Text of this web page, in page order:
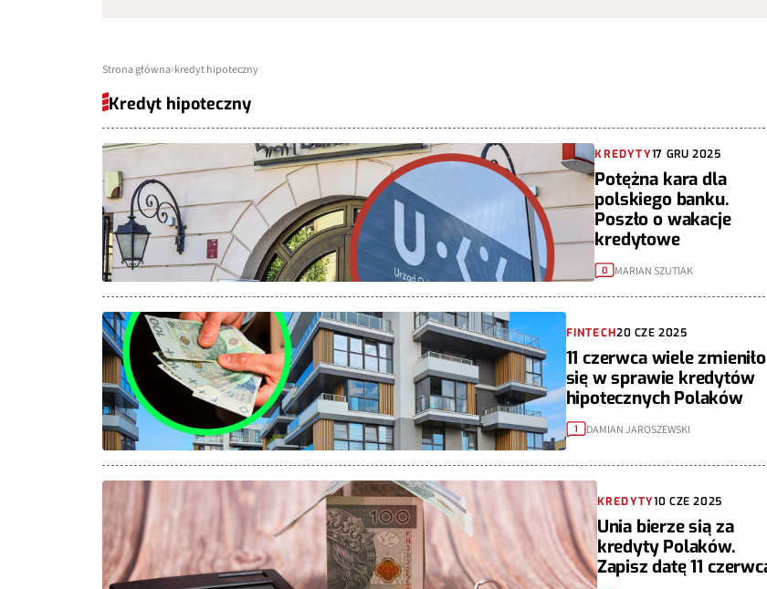
Strona główna kredyt hipoteczny
Kredyt hipoteczny
KREDYTY17 GRU 2025
Potężna kara dla
polskiego banku.
Poszło o wakacje
kredytowe
0 MARIAN SZUTIAK
FINTECH20 CZE 2025
11 czerwca wiele zmieniło
się w sprawie kredytów
hipotecznych Polaków
1 DAMIAN JAROSZEWSKI
KREDYTY10 CZE 2025
Unia bierze sią za
kredyty Polaków.
Zapisz datę 11